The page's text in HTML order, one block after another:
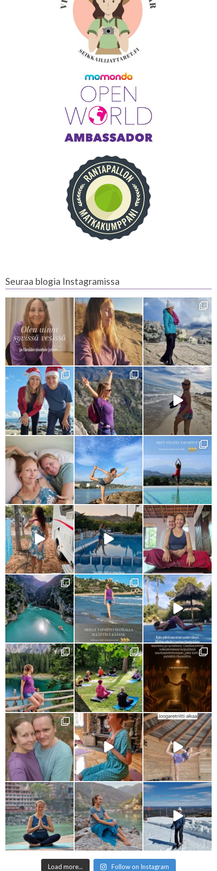
Seuraa blogia Instagramissa
Load more... Follow on Instagram